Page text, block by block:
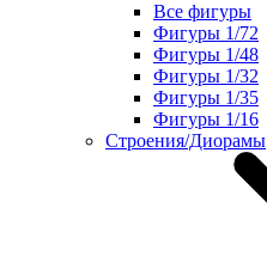
Все фигуры
Фигуры 1/72
Фигуры 1/48
Фигуры 1/32
Фигуры 1/35
Фигуры 1/16
Строения/Диорамы